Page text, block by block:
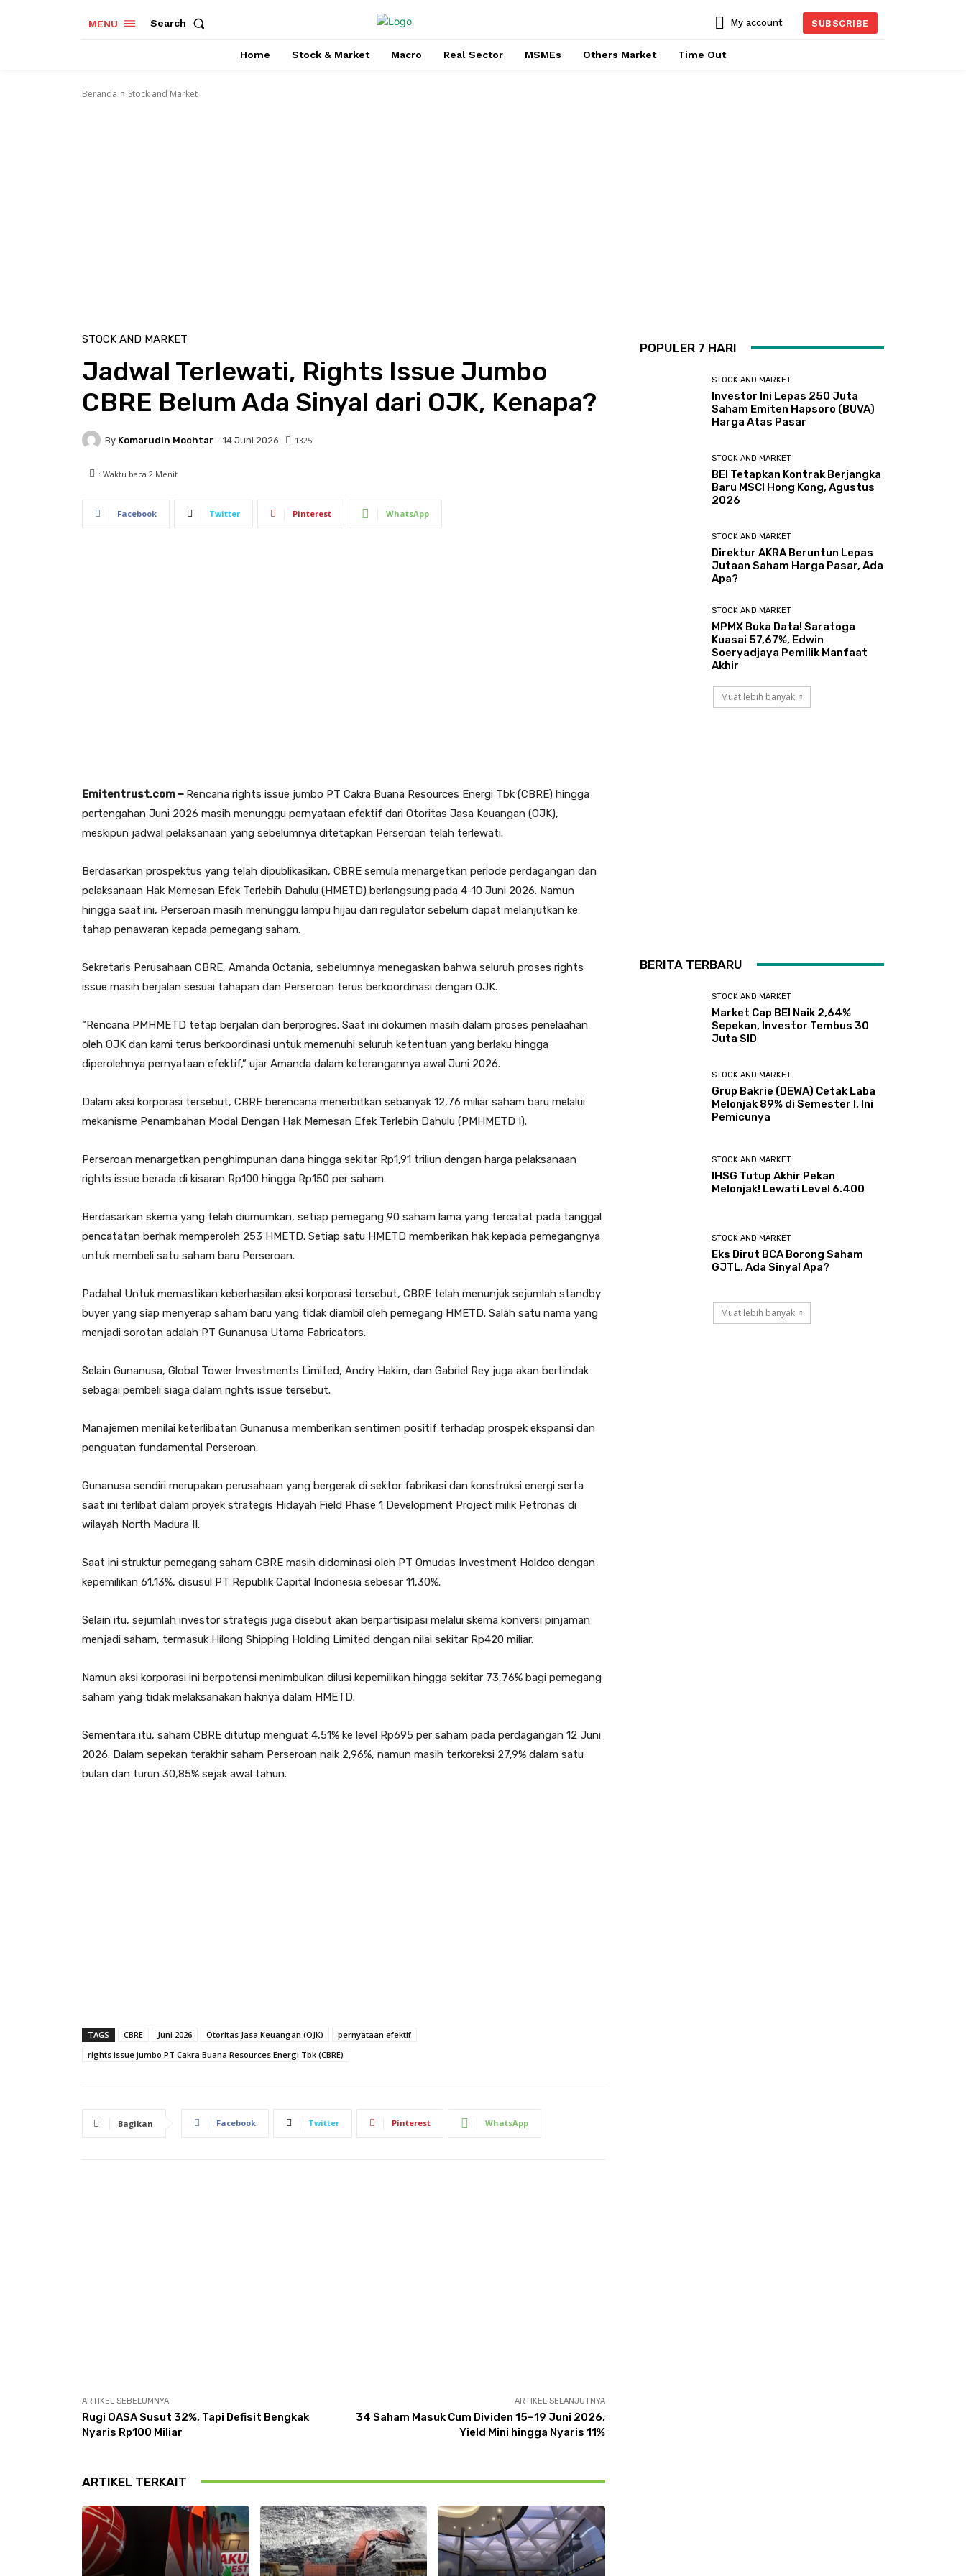
MENU Search My account SUBSCRIBE
Home Stock & Market Macro Real Sector MSMEs Others Market Time Out
Beranda Stock and Market
STOCK AND MARKET
Jadwal Terlewati, Rights Issue Jumbo
CBRE Belum Ada Sinyal dari OJK, Kenapa?
By Komarudin Mochtar 14 Juni 2026 1325
: Waktu baca 2 Menit
Facebook Twitter Pinterest WhatsApp
Emitentrust.com – Rencana rights issue jumbo PT Cakra Buana Resources Energi Tbk (CBRE) hingga
pertengahan Juni 2026 masih menunggu pernyataan efektif dari Otoritas Jasa Keuangan (OJK),
meskipun jadwal pelaksanaan yang sebelumnya ditetapkan Perseroan telah terlewati.
Berdasarkan prospektus yang telah dipublikasikan, CBRE semula menargetkan periode perdagangan dan
pelaksanaan Hak Memesan Efek Terlebih Dahulu (HMETD) berlangsung pada 4-10 Juni 2026. Namun
hingga saat ini, Perseroan masih menunggu lampu hijau dari regulator sebelum dapat melanjutkan ke
tahap penawaran kepada pemegang saham.
Sekretaris Perusahaan CBRE, Amanda Octania, sebelumnya menegaskan bahwa seluruh proses rights
issue masih berjalan sesuai tahapan dan Perseroan terus berkoordinasi dengan OJK.
“Rencana PMHMETD tetap berjalan dan berprogres. Saat ini dokumen masih dalam proses penelaahan
oleh OJK dan kami terus berkoordinasi untuk memenuhi seluruh ketentuan yang berlaku hingga
diperolehnya pernyataan efektif,” ujar Amanda dalam keterangannya awal Juni 2026.
Dalam aksi korporasi tersebut, CBRE berencana menerbitkan sebanyak 12,76 miliar saham baru melalui
mekanisme Penambahan Modal Dengan Hak Memesan Efek Terlebih Dahulu (PMHMETD I).
Perseroan menargetkan penghimpunan dana hingga sekitar Rp1,91 triliun dengan harga pelaksanaan
rights issue berada di kisaran Rp100 hingga Rp150 per saham.
Berdasarkan skema yang telah diumumkan, setiap pemegang 90 saham lama yang tercatat pada tanggal
pencatatan berhak memperoleh 253 HMETD. Setiap satu HMETD memberikan hak kepada pemegangnya
untuk membeli satu saham baru Perseroan.
Padahal Untuk memastikan keberhasilan aksi korporasi tersebut, CBRE telah menunjuk sejumlah standby
buyer yang siap menyerap saham baru yang tidak diambil oleh pemegang HMETD. Salah satu nama yang
menjadi sorotan adalah PT Gunanusa Utama Fabricators.
Selain Gunanusa, Global Tower Investments Limited, Andry Hakim, dan Gabriel Rey juga akan bertindak
sebagai pembeli siaga dalam rights issue tersebut.
Manajemen menilai keterlibatan Gunanusa memberikan sentimen positif terhadap prospek ekspansi dan
penguatan fundamental Perseroan.
Gunanusa sendiri merupakan perusahaan yang bergerak di sektor fabrikasi dan konstruksi energi serta
saat ini terlibat dalam proyek strategis Hidayah Field Phase 1 Development Project milik Petronas di
wilayah North Madura II.
Saat ini struktur pemegang saham CBRE masih didominasi oleh PT Omudas Investment Holdco dengan
kepemilikan 61,13%, disusul PT Republik Capital Indonesia sebesar 11,30%.
Selain itu, sejumlah investor strategis juga disebut akan berpartisipasi melalui skema konversi pinjaman
menjadi saham, termasuk Hilong Shipping Holding Limited dengan nilai sekitar Rp420 miliar.
Namun aksi korporasi ini berpotensi menimbulkan dilusi kepemilikan hingga sekitar 73,76% bagi pemegang
saham yang tidak melaksanakan haknya dalam HMETD.
Sementara itu, saham CBRE ditutup menguat 4,51% ke level Rp695 per saham pada perdagangan 12 Juni
2026. Dalam sepekan terakhir saham Perseroan naik 2,96%, namun masih terkoreksi 27,9% dalam satu
bulan dan turun 30,85% sejak awal tahun.
TAGS CBRE Juni 2026 Otoritas Jasa Keuangan (OJK)
pernyataan efektif
rights issue jumbo PT Cakra Buana Resources Energi Tbk (CBRE)
Bagikan Facebook Twitter Pinterest WhatsApp
ARTIKEL SEBELUMNYA
Rugi OASA Susut 32%, Tapi Defisit Bengkak
Nyaris Rp100 Miliar
ARTIKEL SELANJUTNYA
34 Saham Masuk Cum Dividen 15–19 Juni 2026,
Yield Mini hingga Nyaris 11%
ARTIKEL TERKAIT
POPULER 7 HARI
STOCK AND MARKET
Investor Ini Lepas 250 Juta
Saham Emiten Hapsoro (BUVA)
Harga Atas Pasar
STOCK AND MARKET
BEI Tetapkan Kontrak Berjangka
Baru MSCI Hong Kong, Agustus
2026
STOCK AND MARKET
Direktur AKRA Beruntun Lepas
Jutaan Saham Harga Pasar, Ada
Apa?
STOCK AND MARKET
MPMX Buka Data! Saratoga
Kuasai 57,67%, Edwin
Soeryadjaya Pemilik Manfaat
Akhir
Muat lebih banyak
BERITA TERBARU
STOCK AND MARKET
Market Cap BEI Naik 2,64%
Sepekan, Investor Tembus 30
Juta SID
STOCK AND MARKET
Grup Bakrie (DEWA) Cetak Laba
Melonjak 89% di Semester I, Ini
Pemicunya
STOCK AND MARKET
IHSG Tutup Akhir Pekan
Melonjak! Lewati Level 6.400
STOCK AND MARKET
Eks Dirut BCA Borong Saham
GJTL, Ada Sinyal Apa?
Muat lebih banyak